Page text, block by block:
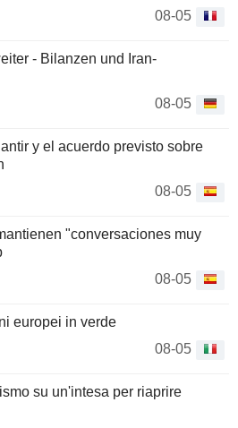
08-05
- Bilanzen und Iran-
08-05
y el acuerdo previsto sobre
08-05
"conversaciones muy
08-05
europei in verde
08-05
su un'intesa per riaprire